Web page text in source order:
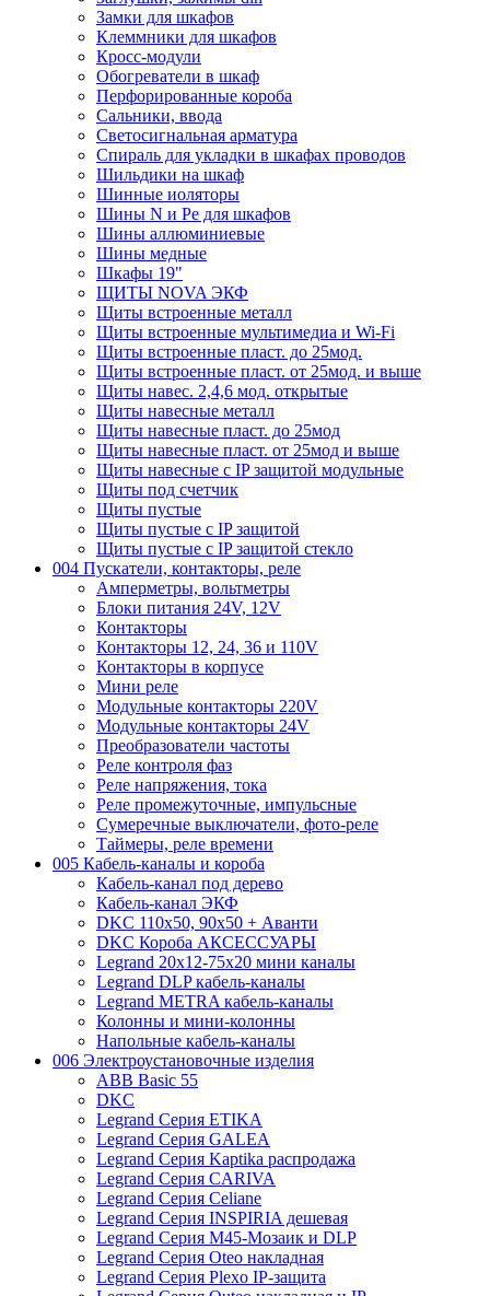
Замки для шкафов
Клеммники для шкафов
Кросс-модули
Обогреватели в шкаф
Перфорированные короба
Сальники, ввода
Светосигнальная арматура
Спираль для укладки в шкафах проводов
Шильдики на шкаф
Шинные иоляторы
Шины N и Pe для шкафов
Шины аллюминиевые
Шины медные
Шкафы 19"
ЩИТЫ NOVA ЭКФ
Щиты встроенные металл
Щиты встроенные мультимедиа и Wi-Fi
Щиты встроенные пласт. до 25мод.
Щиты встроенные пласт. от 25мод. и выше
Щиты навес. 2,4,6 мод. открытые
Щиты навесные металл
Щиты навесные пласт. до 25мод
Щиты навесные пласт. от 25мод и выше
Щиты навесные с IP защитой модульные
Щиты под счетчик
Щиты пустые
Щиты пустые с IP защитой
Щиты пустые с IP защитой стекло
004 Пускатели, контакторы, реле
Амперметры, вольтметры
Блоки питания 24V, 12V
Контакторы
Контакторы 12, 24, 36 и 110V
Контакторы в корпусе
Мини реле
Модульные контакторы 220V
Модульные контакторы 24V
Преобразователи частоты
Реле контроля фаз
Реле напряжения, тока
Реле промежуточные, импульсные
Сумеречные выключатели, фото-реле
Таймеры, реле времени
005 Кабель-каналы и короба
Кабель-канал под дерево
Кабель-канал ЭКФ
DKC 110х50, 90х50 + Аванти
DKC Короба АКСЕССУАРЫ
Legrand 20х12-75х20 мини каналы
Legrand DLP кабель-каналы
Legrand METRA кабель-каналы
Колонны и мини-колонны
Напольные кабель-каналы
006 Электроустановочные изделия
ABB Basic 55
DKC
Legrand Серия ETIKA
Legrand Серия GALEA
Legrand Серия Kaptika распродажа
Legrand Серия CARIVA
Legrand Серия Celiane
Legrand Серия INSPIRIA дешевая
Legrand Серия M45-Мозаик и DLP
Legrand Серия Oteo накладная
Legrand Серия Plexo IP-защита